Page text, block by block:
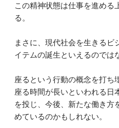
この精神状態は仕事を進める
る。
まさに、現代社会を生きるビ
イテムの誕生といえるのでは
座るという行動の概念を打ち
座る時間が長いといわれる日
を投じ、今後、新たな働き方
めているのかもしれない。